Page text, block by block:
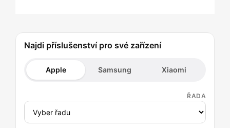
Najdi příslušenství pro své zařízení
Apple Samsung Xiaomi
ŘADA